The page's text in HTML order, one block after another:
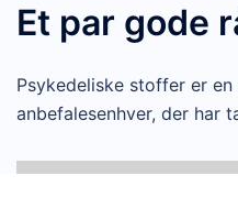
Et par gode
Psykedeliske stoffer er
anbefalesenhver, der har